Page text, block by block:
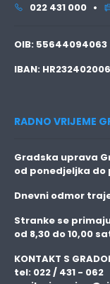
022 431 000 •
OIB: 55644094063
IBAN:
RADNO VRIJEME
Gradska uprava
od ponedjeljka do
Dnevni odmor
Stranke se
od 8,30 do 10,00
KONTAKT S
tel: 022 / 431 - 062